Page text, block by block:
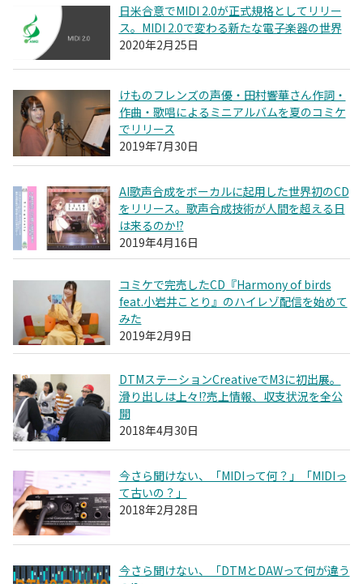
日米合意でMIDI 2.0が正式規格としてリリー
ス。MIDI 2.0で変わる新たな電子楽器の世界
2020年2月25日
けものフレンズの声優・田村響華さん作詞・
作曲・歌唱によるミニアルバムを夏のコミケ
でリリース
2019年7月30日
AI歌声合成をボーカルに起用した世界初のCD
をリリース。歌声合成技術が人間を超える日
は来るのか!?
2019年4月16日
コミケで完売したCD『Harmony of birds
feat.小岩井ことり』のハイレゾ配信を始めて
みた
2019年2月9日
DTMステーションCreativeでM3に初出展。
滑り出しは上々!?売上情報、収支状況を全公
開
2018年4月30日
今さら聞けない、「MIDIって何？」「MIDIっ
て古いの？」
2018年2月28日
今さら聞けない、「DTMとDAWって何が違う